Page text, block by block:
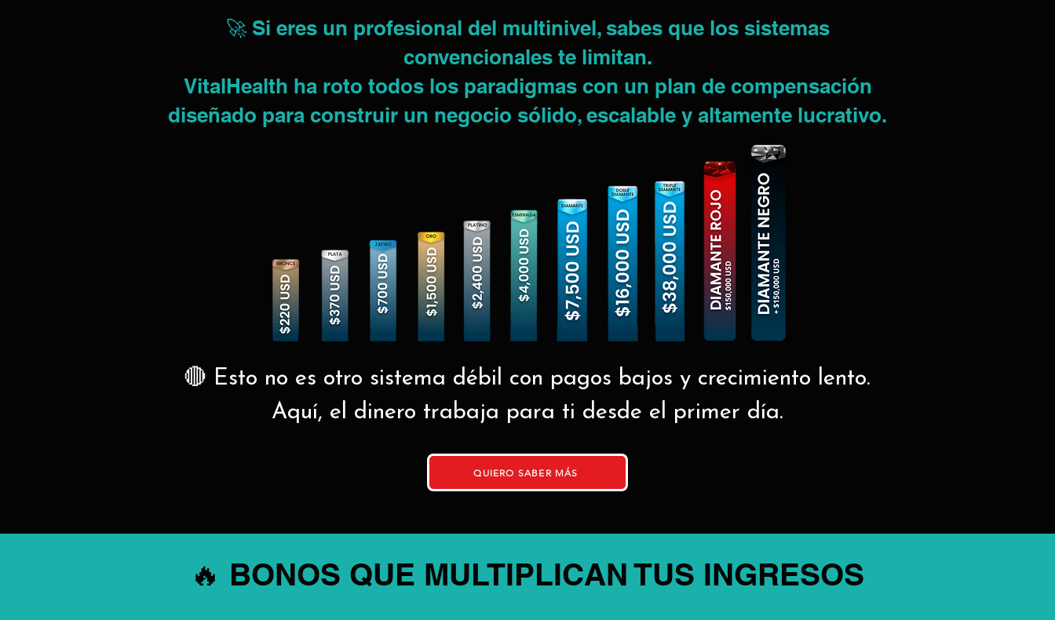
🚀 Si eres un profesional del multinivel, sabes que los sistemas
convencionales te limitan.
VitalHealth ha roto todos los paradigmas con un plan de compensación
diseñado para construir un negocio sólido, escalable y altamente lucrativo.
🔴 Esto no es otro sistema débil con pagos bajos y crecimiento lento.
Aquí, el dinero trabaja para ti desde el primer día.
QUIERO SABER MÁS
🔥 BONOS QUE MULTIPLICAN TUS INGRESOS